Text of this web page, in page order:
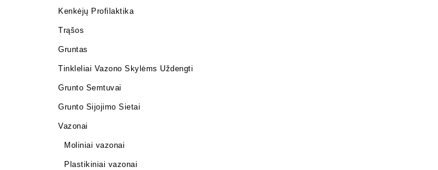
Kenkėjų Profilaktika
Trąšos
Gruntas
Tinkleliai Vazono Skylėms Uždengti
Grunto Semtuvai
Grunto Sijojimo Sietai
Vazonai
Moliniai vazonai
Plastikiniai vazonai